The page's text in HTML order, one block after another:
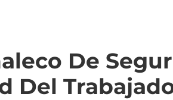
De
Del